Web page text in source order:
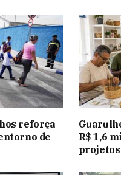
reforça
de
R$ 1,6
projetos